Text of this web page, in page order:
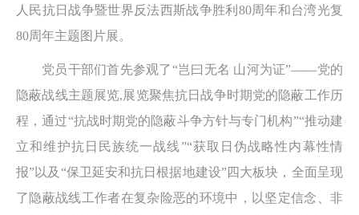
人民抗日战争暨世界反法西斯战争胜利80周年和台湾光复
80周年主题图片展。
党员干部们首先参观了“岂曰无名 山河为证”——党的
隐蔽战线主题展览,展览聚焦抗日战争时期党的隐蔽工作历
程，通过“抗战时期党的隐蔽斗争方针与专门机构”“推动建
立和维护抗日民族统一战线”“获取日伪战略性内幕性情
报”以及“保卫延安和抗日根据地建设”四大板块，全面呈现
了隐蔽战线工作者在复杂险恶的环境中，以坚定信念、非